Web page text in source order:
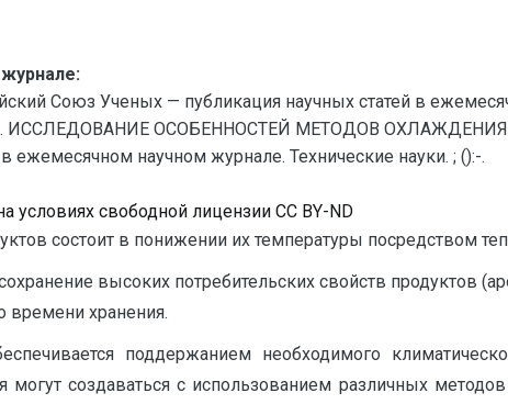
Союз Ученых — публикация научных статей в
. ИССЛЕДОВАНИЕ ОСОБЕННОСТЕЙ МЕТОДОВ
ежемесячном научном журнале. Технические науки. ; ():-.
условиях свободной лицензии CC BY-ND
состоит в понижении их температуры посредством
высоких потребительских свойств продуктов
времени хранения.
поддержанием необходимого
могут создаваться с использованием различных